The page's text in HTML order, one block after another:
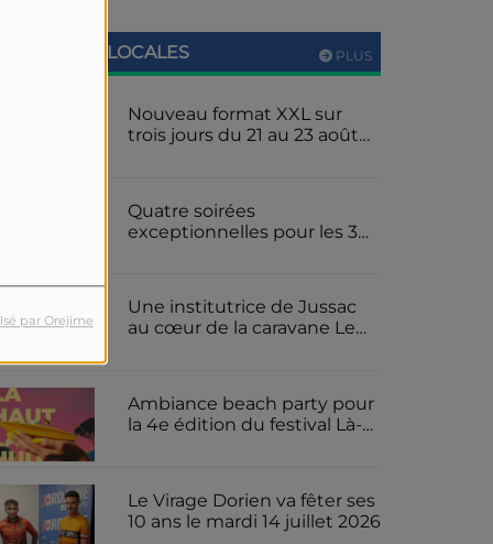
par Orejime
PLUS
ACTUALITÉS LOCALES
Nouveau format XXL sur
trois jours du 21 au 23 août
Quatre soirées
exceptionnelles pour les 30
Une institutrice de Jussac
au cœur de la caravane Le
Ambiance beach party pour
la 4e édition du festival Là-
Le Virage Dorien va fêter ses
10 ans le mardi 14 juillet 2026